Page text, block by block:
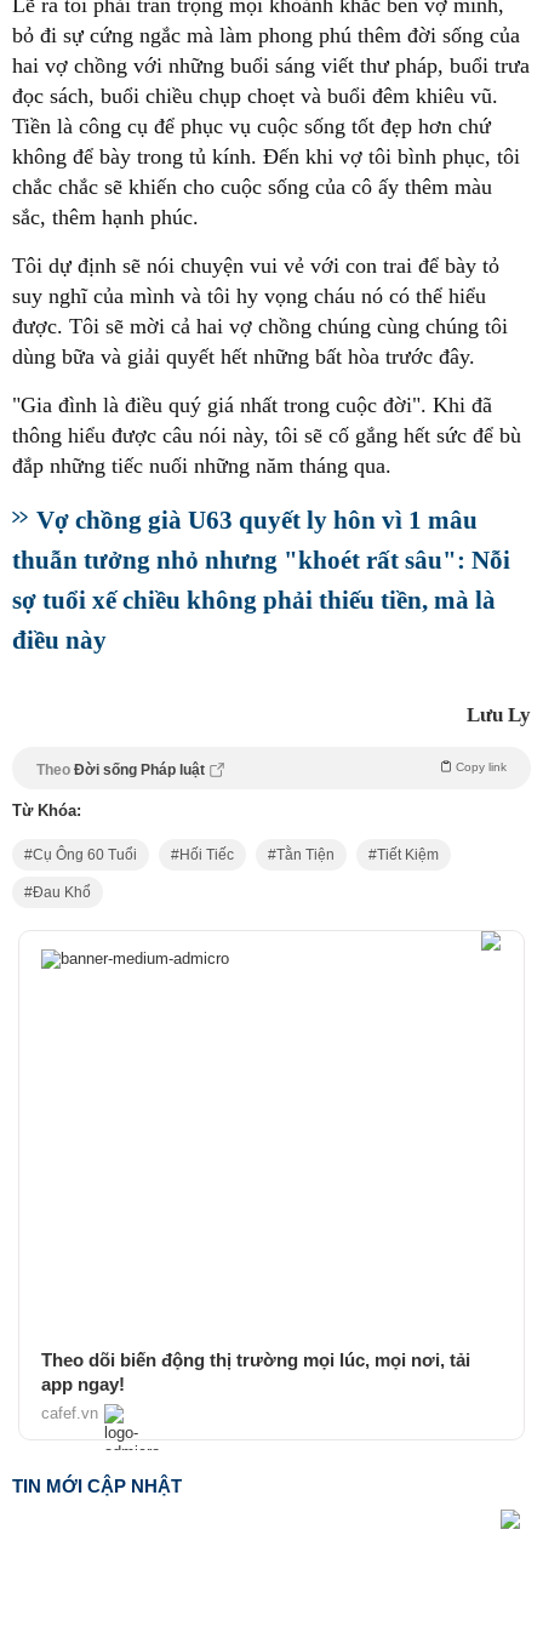
Lẽ ra tôi phải trân trọng mọi khoảnh khắc bên vợ mình,
bỏ đi sự cứng ngắc mà làm phong phú thêm đời sống của
hai vợ chồng với những buổi sáng viết thư pháp, buổi trưa
đọc sách, buổi chiều chụp choẹt và buổi đêm khiêu vũ.
Tiền là công cụ để phục vụ cuộc sống tốt đẹp hơn chứ
không để bày trong tủ kính. Đến khi vợ tôi bình phục, tôi
chắc chắc sẽ khiến cho cuộc sống của cô ấy thêm màu
sắc, thêm hạnh phúc.
Tôi dự định sẽ nói chuyện vui vẻ với con trai để bày tỏ
suy nghĩ của mình và tôi hy vọng cháu nó có thể hiểu
được. Tôi sẽ mời cả hai vợ chồng chúng cùng chúng tôi
dùng bữa và giải quyết hết những bất hòa trước đây.
"Gia đình là điều quý giá nhất trong cuộc đời". Khi đã
thông hiểu được câu nói này, tôi sẽ cố gắng hết sức để bù
đắp những tiếc nuối những năm tháng qua.
Vợ chồng già U63 quyết ly hôn vì 1 mâu
thuẫn tưởng nhỏ nhưng "khoét rất sâu": Nỗi
sợ tuổi xế chiều không phải thiếu tiền, mà là
điều này
Lưu Ly
Theo Đời sống Pháp luật Copy link
Từ Khóa:
Cụ Ông 60 Tuổi Hối Tiếc Tằn Tiện Tiết Kiệm
Đau Khổ
Theo dõi biến động thị trường mọi lúc, mọi nơi, tải
app ngay!
cafef.vn
TIN MỚI CẬP NHẬT